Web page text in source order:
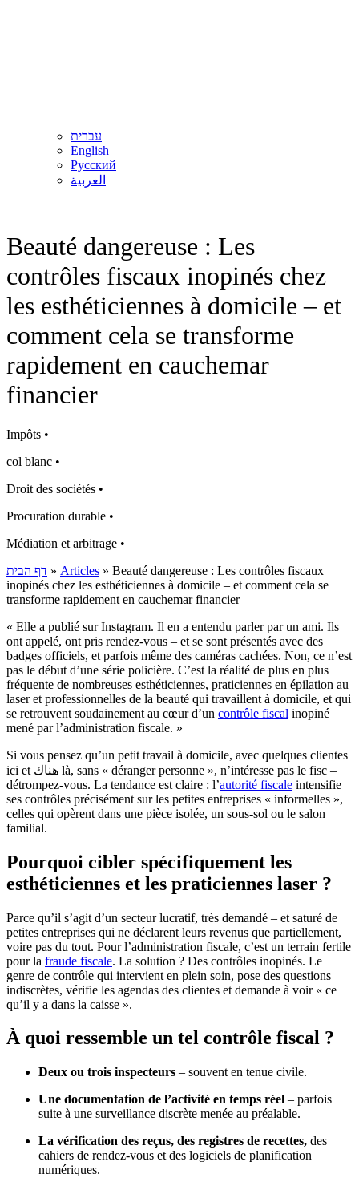
עברית
English
Русский
العربية
Beauté dangereuse : Les
contrôles fiscaux inopinés chez
les esthéticiennes à domicile – et
comment cela se transforme
rapidement en cauchemar
financier
Impôts •
col blanc •
Droit des sociétés •
Procuration durable •
Médiation et arbitrage •
דף הבית » Articles » Beauté dangereuse : Les contrôles fiscaux
inopinés chez les esthéticiennes à domicile – et comment cela se
transforme rapidement en cauchemar financier
« Elle a publié sur Instagram. Il en a entendu parler par un ami. Ils
ont appelé, ont pris rendez-vous – et se sont présentés avec des
badges officiels, et parfois même des caméras cachées. Non, ce n’est
pas le début d’une série policière. C’est la réalité de plus en plus
fréquente de nombreuses esthéticiennes, praticiennes en épilation au
laser et professionnelles de la beauté qui travaillent à domicile, et qui
se retrouvent soudainement au cœur d’un contrôle fiscal inopiné
mené par l’administration fiscale. »
Si vous pensez qu’un petit travail à domicile, avec quelques clientes
ici et هناك là, sans « déranger personne », n’intéresse pas le fisc –
détrompez-vous. La tendance est claire : l’autorité fiscale intensifie
ses contrôles précisément sur les petites entreprises « informelles »,
celles qui opèrent dans une pièce isolée, un sous-sol ou le salon
familial.
Pourquoi cibler spécifiquement les
esthéticiennes et les praticiennes laser ?
Parce qu’il s’agit d’un secteur lucratif, très demandé – et saturé de
petites entreprises qui ne déclarent leurs revenus que partiellement,
voire pas du tout. Pour l’administration fiscale, c’est un terrain fertile
pour la fraude fiscale. La solution ? Des contrôles inopinés. Le
genre de contrôle qui intervient en plein soin, pose des questions
indiscrètes, vérifie les agendas des clientes et demande à voir « ce
qu’il y a dans la caisse ».
À quoi ressemble un tel contrôle fiscal ?
Deux ou trois inspecteurs – souvent en tenue civile.
Une documentation de l’activité en temps réel – parfois
suite à une surveillance discrète menée au préalable.
La vérification des reçus, des registres de recettes, des
cahiers de rendez-vous et des logiciels de planification
numériques.